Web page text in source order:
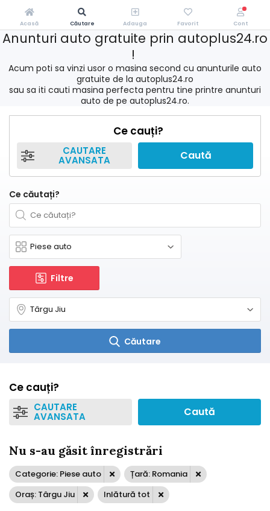
Anunturi auto gratuite prin autoplus24.ro
!
Acum poti sa vinzi usor o masina second cu anunturile auto
gratuite de la autoplus24.ro
sau sa iti cauti masina perfecta pentru tine printre anunturi
auto de pe autoplus24.ro.
Ce cauți?
CAUTARE
AVANSATA Caută
Ce căutați?
Filtre
Căutare
Ce cauți?
CAUTARE
AVANSATA Caută
Nu s-au găsit înregistrări
Categorie: Piese auto
Țară: Romania
Oraș: Târgu Jiu
Inlătură tot
Acasă Căutare Adauga Favorit Cont